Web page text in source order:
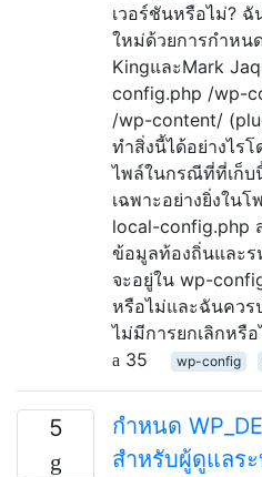
เวอร์ชันหรือไม่?
ใหม่ด้วยการกำหน
KingและMark
config.php /wp-
/wp-content/
ทำสิ่งนี้ได้อย่างไร
ไพล์ในกรณีที่ที่เก็บ
เฉพาะอย่างยิ่งใน
local-config.php
ข้อมูลท้องถิ่นและร
จะอยู่ใน wp-
หรือไม่และฉันควร
ไม่มีการยกเลิกหรือ
35
wp-config
5
กำหนด
สำหรับผู้ดูแลร